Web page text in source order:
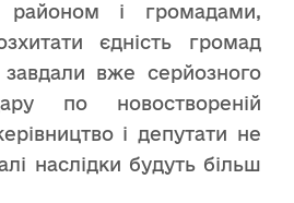
і громадами,
єдність громад
завдали вже серйозного
по новоствореній
і депутати не
наслідки будуть більш